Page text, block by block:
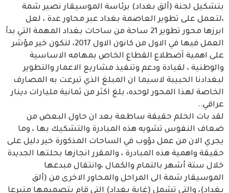
بتشكيل لجنة (ألق بغداد) برئاسة الموسيقار نصير شمة
،لتعمل على تطوير العاصمة بغداد عبر محاور عدة ، لعل
ابرزها محور تطوير 21 ساحة من ساحات بغداد المهمة التي بدأ
العمل فيها في الاول من كانون الاول 2017، لتكون خير مؤشر
على اهمية اَضطلاع القطاع الخاص بمهامه الاساسية
والوطنية ، لقيادة ودعم وتنفيذ مشاريع الاعمار والتطوير
لبغدادنا الحبيبة لاسيما ان المبلغ الذي تبرعت به المصارف
الخاصة لهذا المحور لوحده، بلغ اكثر من ثمانية مليارات دينار
عراقي..
لقد بات الحلم حقيقة ساطعة بعد ان حاول البعض من
ضعاف النفوس تشويه هذه المبادرة والتشكيك بها ، وما
يجري الان من عمل دؤوب في الساحات المذكورة خير دليل على
حقيقة واهمية هذه المبادرة ، والمقرر انجازها بحلتها الجديدة
خلال ستة أشهر بالتمام والكمال ،وانتقال مبدعها
الموسيقار شمة الى المراحل والمحاور الاخرى من (ألق
بغداد)، والتي تشمل (غابة بغداد) التي قام بتصميمها متبرعا